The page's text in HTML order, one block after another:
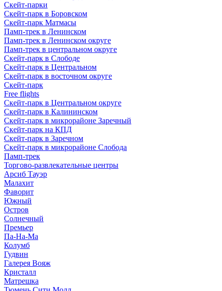
Скейт-парки
Скейт-парк в Боровском
Скейт-парк Матмасы
Памп-трек в Ленинском
Памп-трек в Ленинском округе
Памп-трек в центральном округе
Скейт-парк в Слободе
Скейт-парк в Центральном
Скейт-парк в восточном округе
Скейт-парк
Free flights
Скейт-парк в Центральном округе
Скейт-парк в Калининском
Скейт-парк в микрорайоне Заречный
Скейт-парк на КПД
Скейт-парк в Заречном
Скейт-парк в микрорайоне Слобода
Памп-трек
Торгово-развлекательные центры
Арсиб Тауэр
Малахит
Фаворит
Южный
Остров
Солнечный
Премьер
Па-На-Ма
Колумб
Гудвин
Галерея Вояж
Кристалл
Матрешка